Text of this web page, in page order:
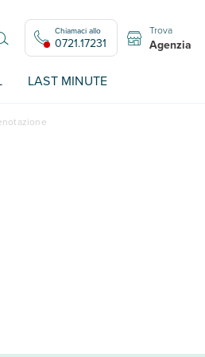
Chiamaci allo
0721.17231
Trova
Agenzia
LAST MINUTE